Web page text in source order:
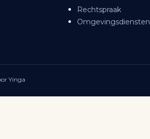
Rechtspraak
Omgevingsdiensten
Yinga